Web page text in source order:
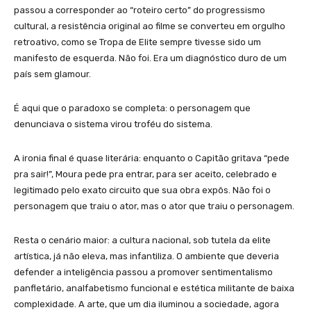
passou a corresponder ao “roteiro certo” do progressismo
cultural, a resistência original ao filme se converteu em orgulho
retroativo, como se Tropa de Elite sempre tivesse sido um
manifesto de esquerda. Não foi. Era um diagnóstico duro de um
país sem glamour.
É aqui que o paradoxo se completa: o personagem que
denunciava o sistema virou troféu do sistema.
A ironia final é quase literária: enquanto o Capitão gritava “pede
pra sair!”, Moura pede pra entrar, para ser aceito, celebrado e
legitimado pelo exato circuito que sua obra expôs. Não foi o
personagem que traiu o ator, mas o ator que traiu o personagem.
Resta o cenário maior: a cultura nacional, sob tutela da elite
artística, já não eleva, mas infantiliza. O ambiente que deveria
defender a inteligência passou a promover sentimentalismo
panfletário, analfabetismo funcional e estética militante de baixa
complexidade. A arte, que um dia iluminou a sociedade, agora